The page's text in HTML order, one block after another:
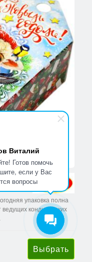
Виталий
Готов помочь
если у Вас
вопросы
упаковка полна
кондитерских